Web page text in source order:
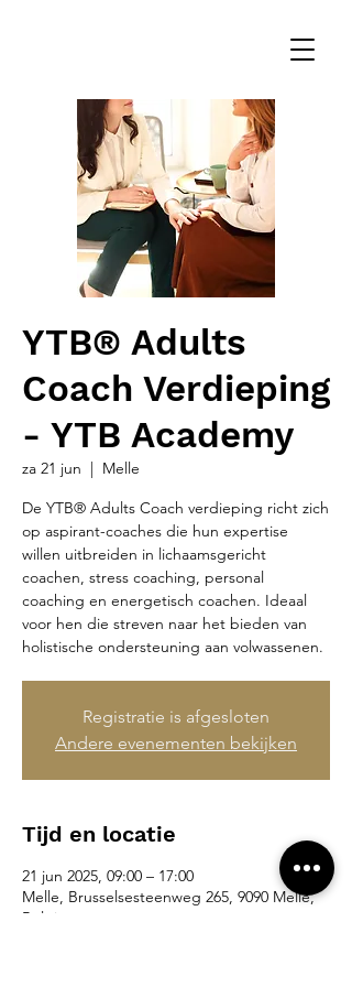
YTB® Adults
Coach Verdieping
- YTB Academy
za 21 jun
  |
Melle
De YTB® Adults Coach verdieping richt zich
op aspirant-coaches die hun expertise
willen uitbreiden in lichaamsgericht
coachen, stress coaching, personal
coaching en energetisch coachen. Ideaal
voor hen die streven naar het bieden van
holistische ondersteuning aan volwassenen.
Registratie is afgesloten
Andere evenementen bekijken
Tijd en locatie
21 jun 2025, 09:00 – 17:00
Melle, Brusselsesteenweg 265, 9090 Melle,
België